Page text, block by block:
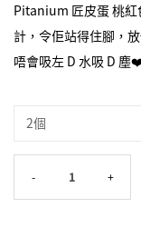
Pitanium 匠皮蛋 桃紅
計，令佢站得住腳，
唔會吸左 D 水吸 D 塵
2個
- 1 +